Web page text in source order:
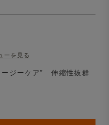
ーを見る
ージーケア” 伸縮性抜群